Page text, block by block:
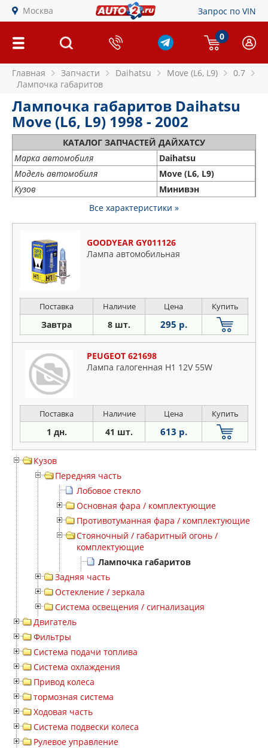
Москва Запрос по VIN
0
Главная Запчасти Daihatsu Move (L6, L9)
0.7
Лампочка габаритов
Лампочка габаритов Daihatsu
Move (L6, L9) 1998 - 2002
КАТАЛОГ ЗАПЧАСТЕЙ ДАЙХАТСУ
Марка автомобиля
Daihatsu
Модель автомобиля
Move (L6, L9)
Кузов
Минивэн
Все характеристики »
GOODYEAR GY011126
Лампа автомобильная
Поставка Наличие Цена Купить
Завтра 8 шт. 295 р.
PEUGEOT 621698
Лампа галогенная H1 12V 55W
Поставка Наличие Цена Купить
1 дн. 41 шт. 613 р.
Кузов
Передняя часть
Лобовое стекло
Основная фара / комплектующие
Противотуманная фара / комплектующие
Стояночный / габаритный огонь /
комплектующие
Лампочка габаритов
Задняя часть
Остекление / зеркала
Система освещения / сигнализация
Двигатель
Фильтры
Система подачи топлива
Система охлаждения
Привод колеса
тормозная система
Ходовая часть
Система подвески колеса
Рулевое управление